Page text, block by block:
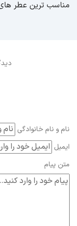
مناسب ترین عطر
نام و نام خانوادگی
ایمیل
متن پیام